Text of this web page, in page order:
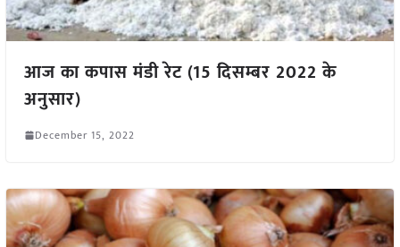
आज का कपास मंडी रेट (15 दिसम्बर 2022 के
अनुसार)
December 15, 2022